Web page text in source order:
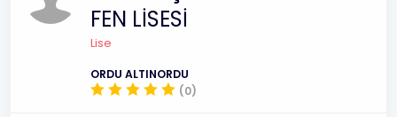
FEN LİSESİ
Lise
ORDU ALTINORDU
(0)